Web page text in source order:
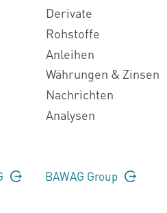
Derivate
Rohstoffe
Anleihen
Währungen & Zinsen
Nachrichten
Analysen
BAWAG Group